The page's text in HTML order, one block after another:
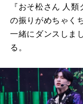
『おそ松さん 人
の振りがめちゃく
一緒にダンスしま
る。